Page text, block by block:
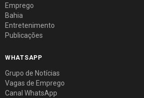
Emprego
Bahia
Entretenimento
Publicações
WHATSAPP
Grupo de Notícias
Vagas de Emprego
Canal WhatsApp